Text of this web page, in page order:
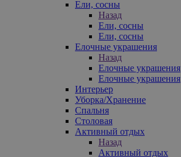
Ели, сосны
Назад
Ели, сосны
Ели, сосны
Елочные украшения
Назад
Елочные украшения
Елочные украшения
Интерьер
Уборка/Хранение
Спальня
Столовая
Активный отдых
Назад
Активный отдых